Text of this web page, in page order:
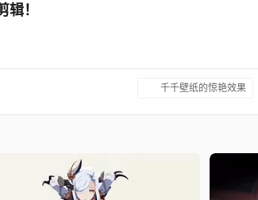
！
千千壁纸的惊艳效果